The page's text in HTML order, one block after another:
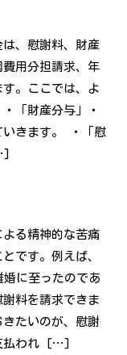
、慰謝料、財産
用分担請求、年
。ここでは、よ
「財産分与」・
いきます。 ・「慰
る精神的な苦痛
です。例えば、
婚に至ったのであ
料を請求できま
たいのが、慰謝
払われ […]